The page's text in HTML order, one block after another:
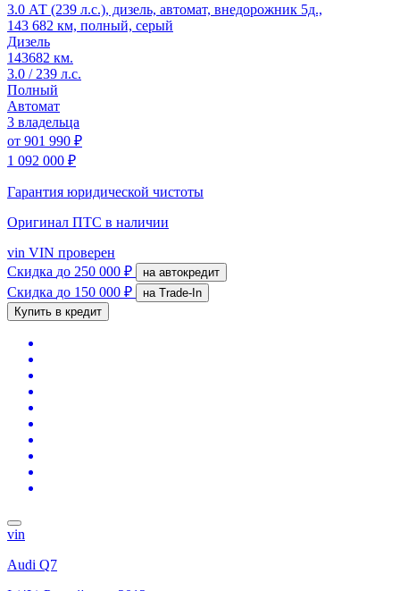
3.0 АТ (239 л.с.), дизель, автомат, внедорожник 5д.,
143 682 км, полный, серый
Дизель
143682 км.
3.0 / 239 л.с.
Полный
Автомат
3 владельца
от 901 990 ₽
1 092 000 ₽
Гарантия юридической чистоты
Оригинал ПТС в наличии
vin VIN проверен
Скидка до 250 000 ₽ на автокредит
Скидка до 150 000 ₽
на Trade-In
Купить в кредит
vin
Audi Q7